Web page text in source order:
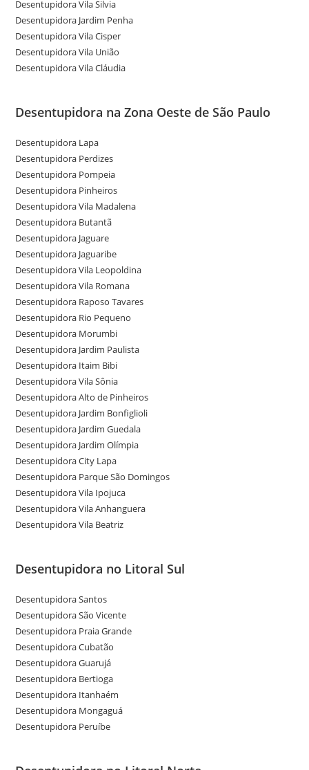
Desentupidora Vila Silvia
Desentupidora Jardim Penha
Desentupidora Vila Cisper
Desentupidora Vila União
Desentupidora Vila Cláudia
Desentupidora na Zona Oeste de São Paulo
Desentupidora Lapa
Desentupidora Perdizes
Desentupidora Pompeia
Desentupidora Pinheiros
Desentupidora Vila Madalena
Desentupidora Butantã
Desentupidora Jaguare
Desentupidora Jaguaribe
Desentupidora Vila Leopoldina
Desentupidora Vila Romana
Desentupidora Raposo Tavares
Desentupidora Rio Pequeno
Desentupidora Morumbi
Desentupidora Jardim Paulista
Desentupidora Itaim Bibi
Desentupidora Vila Sônia
Desentupidora Alto de Pinheiros
Desentupidora Jardim Bonfiglioli
Desentupidora Jardim Guedala
Desentupidora Jardim Olímpia
Desentupidora City Lapa
Desentupidora Parque São Domingos
Desentupidora Vila Ipojuca
Desentupidora Vila Anhanguera
Desentupidora Vila Beatriz
Desentupidora no Litoral Sul
Desentupidora Santos
Desentupidora São Vicente
Desentupidora Praia Grande
Desentupidora Cubatão
Desentupidora Guarujá
Desentupidora Bertioga
Desentupidora Itanhaém
Desentupidora Mongaguá
Desentupidora Peruíbe